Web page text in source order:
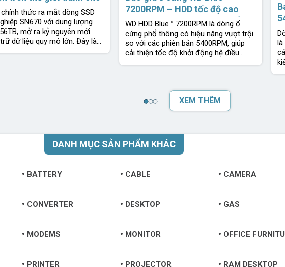
thức ra mắt dòng SSD
SN670 với dung lượng
mở ra kỷ nguyên mới
dữ liệu quy mô lớn. Đây là
7200RPM – HDD tốc độ cao
cho máy tính văn phòng | Bảo
hành 2 năm 1 đổi 1 | Chính hãng
Western Digital
WD HDD Blue™ 7200RPM là dòng ổ
cứng phổ thông có hiệu năng vượt trội
so với các phiên bản 5400RPM, giúp
cải thiện tốc độ khởi động hệ điều
2
là
XEM THÊM
DANH MỤC SẢN PHẨM KHÁC
BATTERY CABLE CAMERA
CONVERTER DESKTOP GAS
MODEMS MONITOR OFFICE
PRINTER PROJECTOR RAM DESKTOP